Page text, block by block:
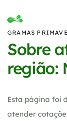
GRAMAS
Sobre
região:
Esta página foi
atender